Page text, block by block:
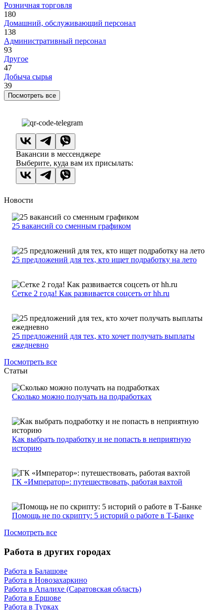
Розничная торговля
180
Домашний, обслуживающий персонал
138
Административный персонал
93
Другое
47
Добыча сырья
39
Посмотреть все
Вакансии в мессенджере
Выберите, куда вам их присылать:
Новости
25 вакансий со сменным графиком
25 предложений для тех, кто ищет подработку на лето
Сетке 2 года! Как развивается соцсеть от hh.ru
25 предложений для тех, кто хочет получать выплаты
ежедневно
Посмотреть все
Статьи
Сколько можно получать на подработках
Как выбрать подработку и не попасть в неприятную
историю
ГК «Император»: путешествовать, работая вахтой
Помощь не по скрипту: 5 историй о работе в Т-Банке
Посмотреть все
Работа в других городах
Работа в Балашове
Работа в Новозахаркино
Работа в Апалихе (Саратовская область)
Работа в Ершове
Работа в Турках